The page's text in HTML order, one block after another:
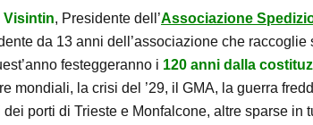
Visintin, Presidente dell’Associazione
da 13 anni dell’associazione che
festeggeranno i 120 anni dalla
mondiali, la crisi del ’29, il GMA, la guerra
porti di Trieste e Monfalcone, altre sparse